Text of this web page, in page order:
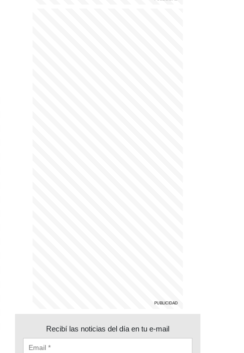
Recibí las noticias del día en tu e-mail